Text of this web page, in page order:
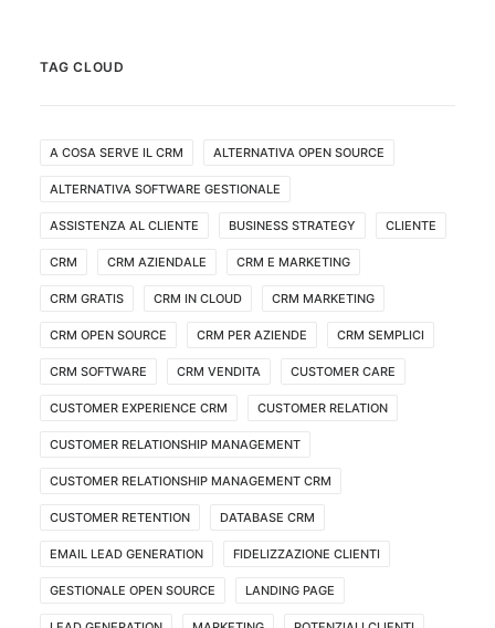
TAG CLOUD
A COSA SERVE IL CRM ALTERNATIVA OPEN SOURCE
ALTERNATIVA SOFTWARE GESTIONALE
ASSISTENZA AL CLIENTE BUSINESS STRATEGY CLIENTE
CRM CRM AZIENDALE CRM E MARKETING
CRM GRATIS CRM IN CLOUD CRM MARKETING
CRM OPEN SOURCE CRM PER AZIENDE CRM SEMPLICI
CRM SOFTWARE CRM VENDITA CUSTOMER CARE
CUSTOMER EXPERIENCE CRM CUSTOMER RELATION
CUSTOMER RELATIONSHIP MANAGEMENT
CUSTOMER RELATIONSHIP MANAGEMENT CRM
CUSTOMER RETENTION DATABASE CRM
EMAIL LEAD GENERATION FIDELIZZAZIONE CLIENTI
GESTIONALE OPEN SOURCE LANDING PAGE